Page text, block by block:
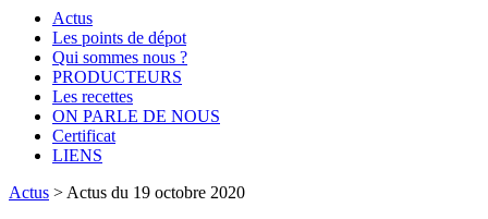
Actus
Les points de dépot
Qui sommes nous ?
PRODUCTEURS
Les recettes
ON PARLE DE NOUS
Certificat
LIENS
Actus > Actus du 19 octobre 2020